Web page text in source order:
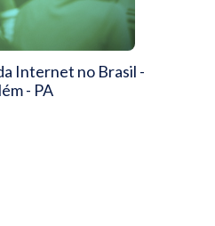
Internet no Brasil -
- PA